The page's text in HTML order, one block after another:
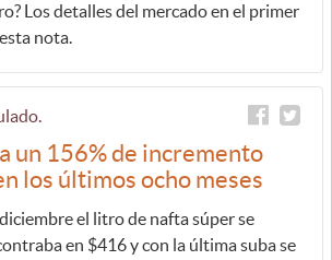
Los detalles del mercado en el primer
nota.
un 156% de incremento
los últimos ocho meses
el litro de nafta súper se
en $416 y con la última suba se